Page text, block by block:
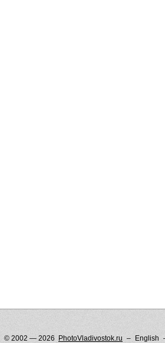
© 2002 — 2026 PhotoVladivostok.ru English